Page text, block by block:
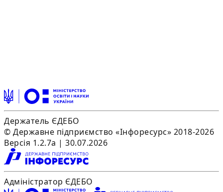
Держатель ЄДЕБО
© Державне підприємство «Інфоресурс» 2018-2026
Версія 1.2.7a | 30.07.2026
Адміністратор ЄДЕБО